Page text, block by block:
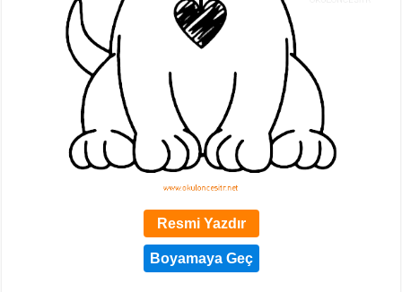
Resmi Yazdır